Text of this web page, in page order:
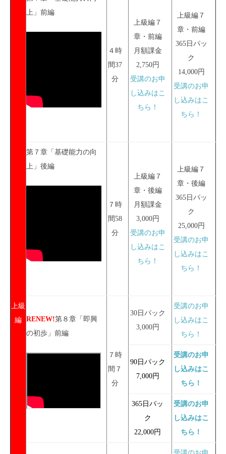
上級
編
上」前編
４時
間37
分
上級編７
章・前編
月額課金
2,750円
受講のお申
し込みはこ
ちら！
上級編７
章・前編
365日パッ
ク
14,000円
受講のお申
し込みはこ
ちら！
第７章「基礎能力の向
上」後編
７時
間58
分
上級編７
章・後編
月額課金
3,000円
受講のお申
し込みはこ
ちら！
上級編７
章・後編
365日パッ
ク
25,000円
受講のお申
し込みはこ
ちら！
RENEW!第８章「即興
の初歩」前編
７時
間７
分
30日パック
3,000円
受講のお申
し込みはこ
ちら！
90日パック
7,000円
受講のお申
し込みはこ
ちら！
365日パッ
ク
22,000円
受講のお申
し込みはこ
ちら！